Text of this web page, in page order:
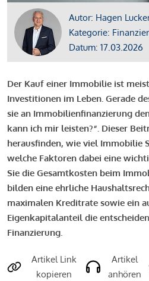
Autor: Hagen
Kategorie:
Datum: 17.03.2026
Der Kauf einer Immobilie ist
Investitionen im Leben. Gerade
sie an Immobilienfinanzierung
kann ich mir leisten?“. Dieser
herausfinden, wie viel Immobilie
welche Faktoren dabei eine
Sie die Gesamtkosten beim
bilden eine ehrliche
maximalen Kreditrate sowie ein
Eigenkapitalanteil die
Finanzierung.
Artikel Link
kopieren
Artikel
anhören